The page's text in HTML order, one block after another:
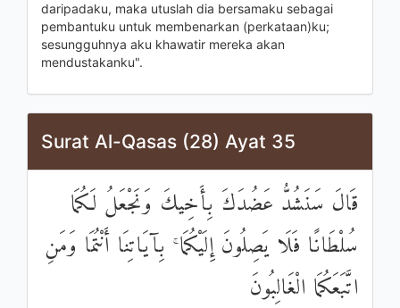
daripadaku, maka utuslah dia bersamaku sebagai
pembantuku untuk membenarkan (perkataan)ku;
sesungguhnya aku khawatir mereka akan
mendustakanku".
Surat Al-Qasas (28) Ayat 35
قَالَ سَنَشُدُّ عَضُدَكَ بِأَخِيكَ وَنَجْعَلُ لَكُمَا
سُلْطَانًا فَلَا يَصِلُونَ إِلَيْكُمَا ۚ بِآيَاتِنَا أَنْتُمَا وَمَنِ
اتَّبَعَكُمَا الْغَالِبُونَ